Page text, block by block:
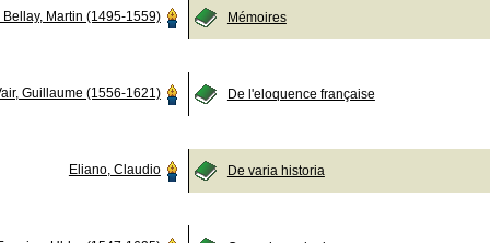
Bellay, Martin (1495-1559) Mémoires
Guillaume (1556-1621) De l'eloquence française
Eliano, Claudio De varia historia